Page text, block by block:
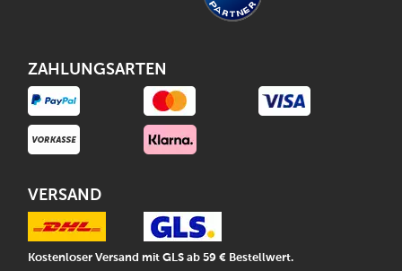
ZAHLUNGSARTEN
VERSAND
Kostenloser Versand mit GLS ab 59 € Bestellwert.